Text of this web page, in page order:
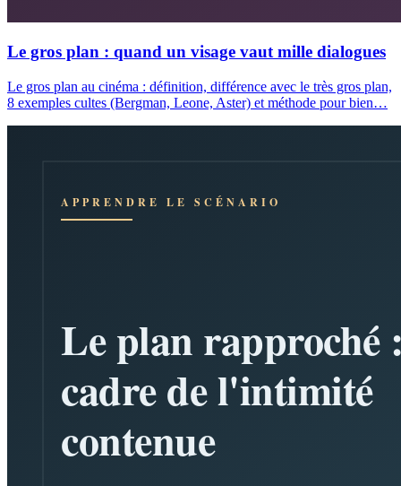
Le gros plan : quand un visage vaut mille dialogues
Le gros plan au cinéma : définition, différence avec le très gros plan,
8 exemples cultes (Bergman, Leone, Aster) et méthode pour bien…